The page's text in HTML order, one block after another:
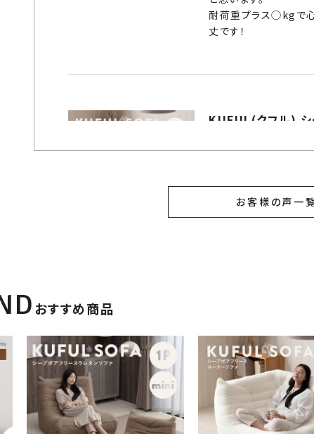
耐荷重プラス◯kgで心
丈です！
KUFUL(クフル)
6畳の部屋に置いてます
セミダブルのベッドが
KUFUL(クフル)
お客様の声一
おすすめ商品